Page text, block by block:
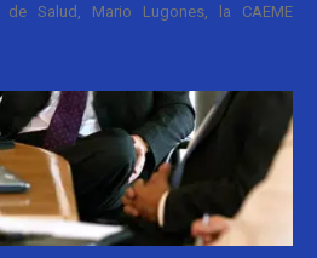
Salud, Mario Lugones, la CAEME